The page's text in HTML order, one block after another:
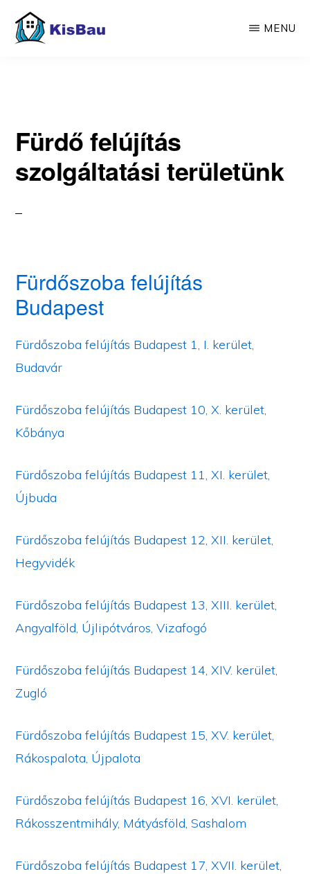
Skip
MENU
Fürdő felújítás
szolgáltatási területünk
Fürdőszoba felújítás
Budapest
Fürdőszoba felújítás Budapest 1, I. kerület,
Budavár
Fürdőszoba felújítás Budapest 10, X. kerület,
Kőbánya
Fürdőszoba felújítás Budapest 11, XI. kerület,
Újbuda
Fürdőszoba felújítás Budapest 12, XII. kerület,
Hegyvidék
Fürdőszoba felújítás Budapest 13, XIII. kerület,
Angyalföld, Újlipótváros, Vizafogó
Fürdőszoba felújítás Budapest 14, XIV. kerület,
Zugló
Fürdőszoba felújítás Budapest 15, XV. kerület,
Rákospalota, Újpalota
Fürdőszoba felújítás Budapest 16, XVI. kerület,
Rákosszentmihály, Mátyásföld, Sashalom
Fürdőszoba felújítás Budapest 17, XVII. kerület,